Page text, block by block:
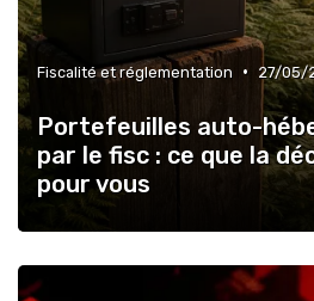
Fiscalité et réglementation • 27/05/
Portefeuilles auto-
par le fisc : ce que la
pour vous